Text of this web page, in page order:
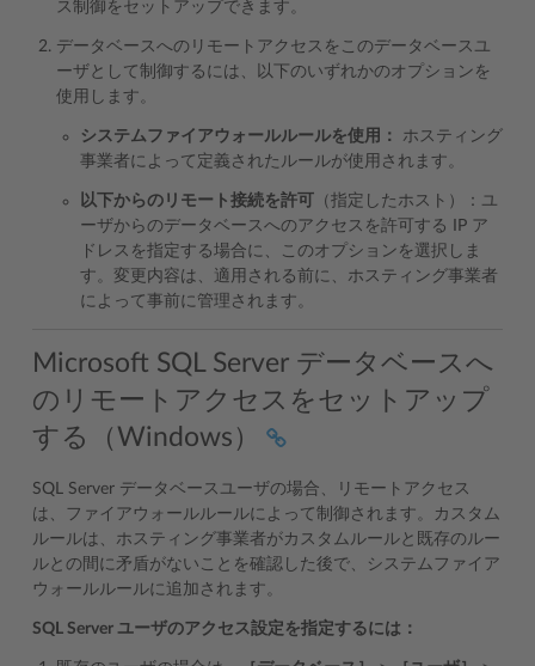
ス制御をセットアップできます。
データベースへのリモートアクセスをこのデータベースユ
ーザとして制御するには、以下のいずれかのオプションを
使用します。
システムファイアウォールルールを使用：
ホスティング
事業者によって定義されたルールが使用されます。
以下からのリモート接続を許可
（指定したホスト）：ユ
ーザからのデータベースへのアクセスを許可する IP ア
ドレスを指定する場合に、このオプションを選択しま
す。変更内容は、適用される前に、ホスティング事業者
によって事前に管理されます。
Microsoft SQL Server データベースへ
のリモートアクセスをセットアップ
する（Windows）
SQL Server データベースユーザの場合、リモートアクセス
は、ファイアウォールルールによって制御されます。カスタム
ルールは、ホスティング事業者がカスタムルールと既存のルー
ルとの間に矛盾がないことを確認した後で、システムファイア
ウォールルールに追加されます。
SQL Server ユーザのアクセス設定を指定するには：